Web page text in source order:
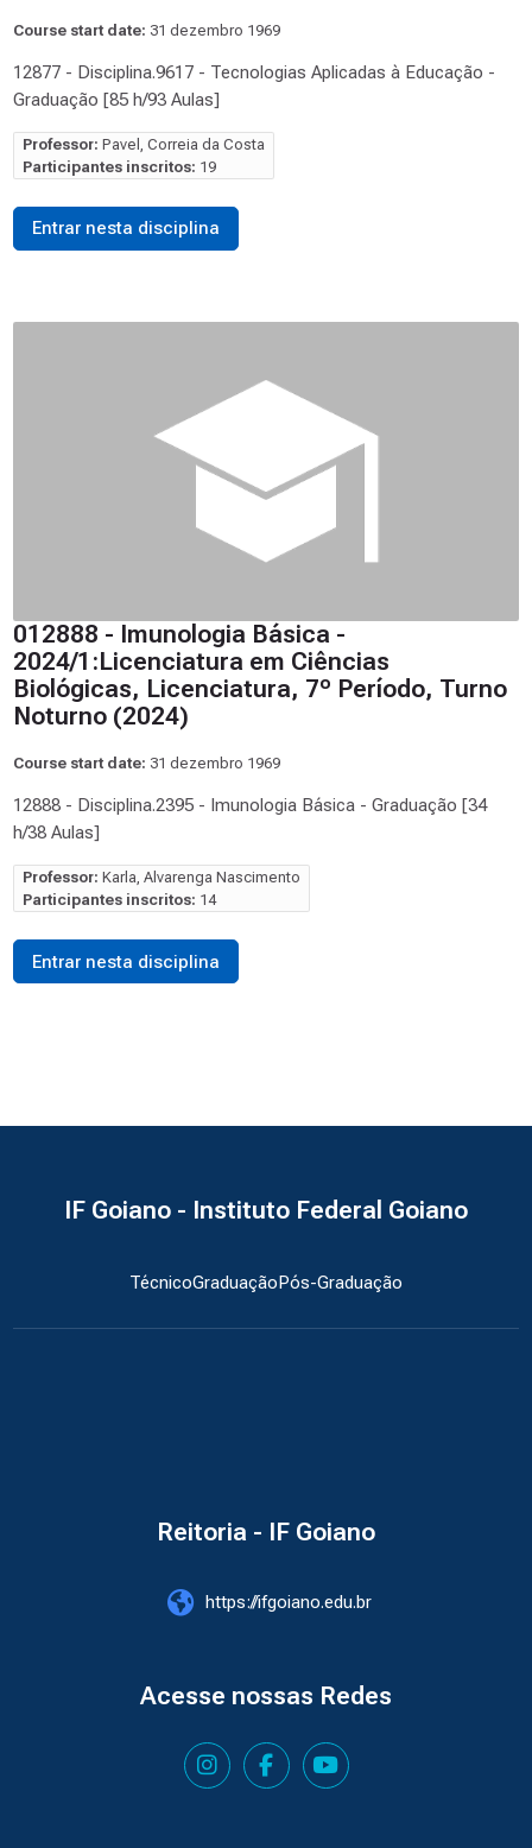
Course start date: 31 dezembro 1969
12877 - Disciplina.9617 - Tecnologias Aplicadas à Educação -
Graduação [85 h/93 Aulas]
Professor: Pavel, Correia da Costa
Participantes inscritos: 19
Entrar nesta disciplina
012888 - Imunologia Básica -
2024/1:Licenciatura em Ciências
Biológicas, Licenciatura, 7º Período, Turno
Noturno (2024)
Course start date: 31 dezembro 1969
12888 - Disciplina.2395 - Imunologia Básica - Graduação [34
h/38 Aulas]
Professor: Karla, Alvarenga Nascimento
Participantes inscritos: 14
Entrar nesta disciplina
IF Goiano - Instituto Federal Goiano
TécnicoGraduação Pós-Graduação
Reitoria - IF Goiano
https://ifgoiano.edu.br
Acesse nossas Redes